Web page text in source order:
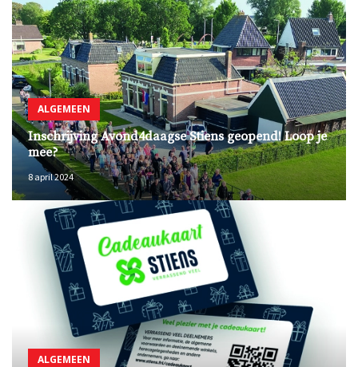
ALGEMEEN
Inschrijving Avond4daagse Stiens geopend! Loop je
mee?
8 april 2024
ALGEMEEN